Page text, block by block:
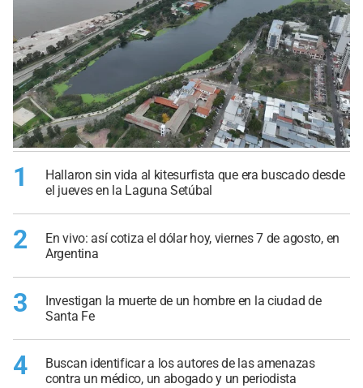
1
Hallaron sin vida al kitesurfista que era buscado desde
el jueves en la Laguna Setúbal
2
En vivo: así cotiza el dólar hoy, viernes 7 de agosto, en
Argentina
3
Investigan la muerte de un hombre en la ciudad de
Santa Fe
4
Buscan identificar a los autores de las amenazas
contra un médico, un abogado y un periodista